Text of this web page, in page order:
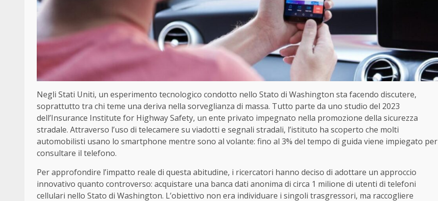
Negli Stati Uniti, un esperimento tecnologico condotto nello Stato di Washington sta facendo discutere,
soprattutto tra chi teme una deriva nella sorveglianza di massa. Tutto parte da uno studio del 2023
dell’Insurance Institute for Highway Safety, un ente privato impegnato nella promozione della sicurezza
stradale. Attraverso l’uso di telecamere su viadotti e segnali stradali, l’istituto ha scoperto che molti
automobilisti usano lo smartphone mentre sono al volante: fino al 3% del tempo di guida viene impiegato per
consultare il telefono.
Per approfondire l’impatto reale di questa abitudine, i ricercatori hanno deciso di adottare un approccio
innovativo quanto controverso: acquistare una banca dati anonima di circa 1 milione di utenti di telefoni
cellulari nello Stato di Washington. L’obiettivo non era individuare i singoli trasgressori, ma raccogliere